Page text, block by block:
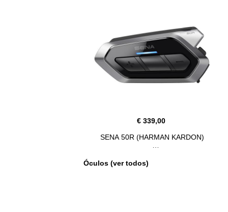
€ 339,00
SENA 50R (HARMAN KARDON)
Óculos (ver todos)